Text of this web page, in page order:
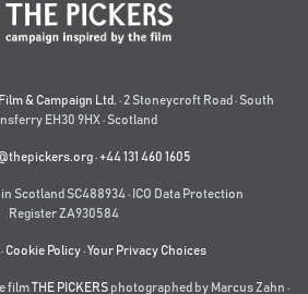
Film & Campaign Ltd. · 2 Stoneycroft Road · South
EH30 9HX · Scotland
·+44 131 460 1605
Scotland SC488934 · ICO Data Protection
Register ZA930584
· Cookie Policy·Your Privacy Choices
filmTHE PICKERS photographed by Marcus Zahn ·